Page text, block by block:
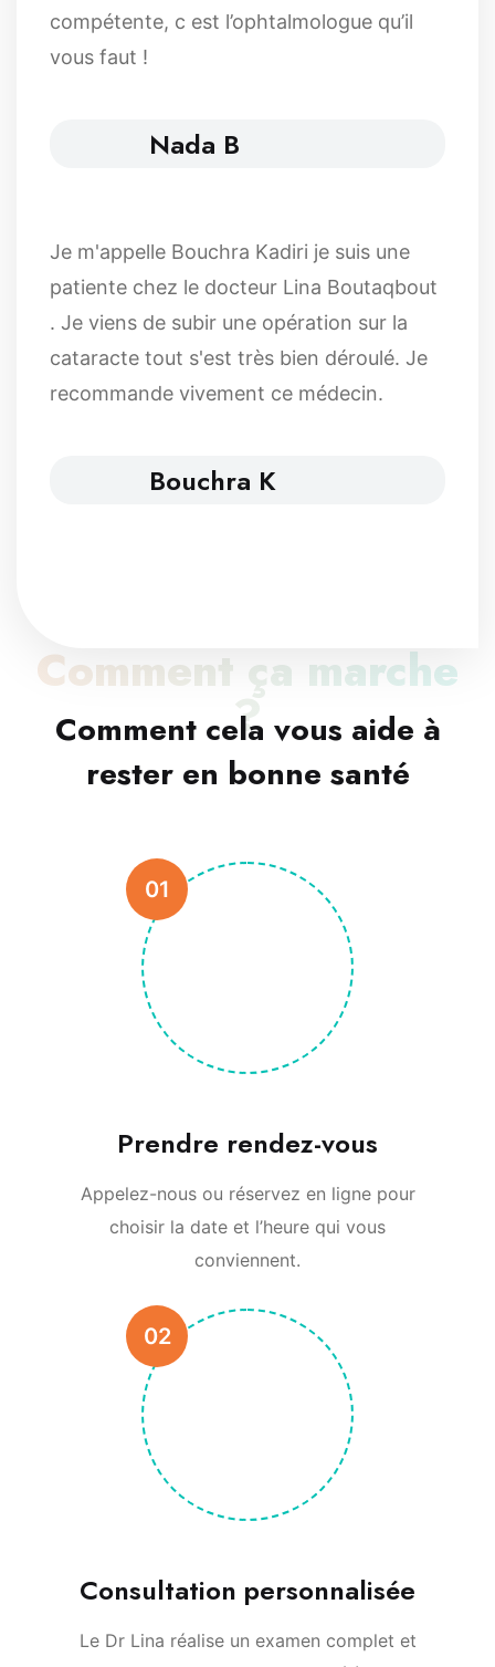
compétente, c est l’ophtalmologue qu’il
vous faut !
Nada B
Je m'appelle Bouchra Kadiri je suis une
patiente chez le docteur Lina Boutaqbout
. Je viens de subir une opération sur la
cataracte tout s'est très bien déroulé. Je
recommande vivement ce médecin.
Bouchra K
Comment ça marche
?
Comment cela vous aide à
rester en bonne santé
01
Prendre rendez-vous
Appelez-nous ou réservez en ligne pour
choisir la date et l’heure qui vous
conviennent.
02
Consultation personnalisée
Le Dr Lina réalise un examen complet et